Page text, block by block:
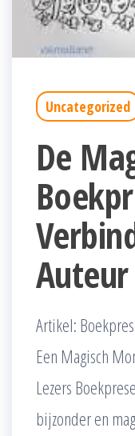
Uncategorized
De
Artikel:
Een Magisch
Lezers
bijzonder en